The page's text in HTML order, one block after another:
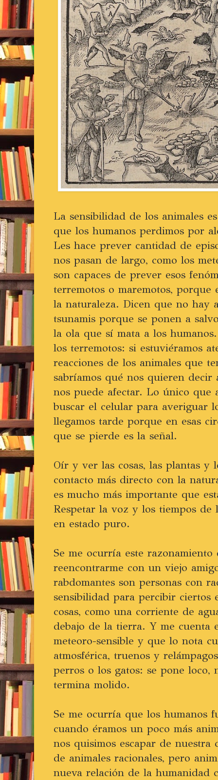
La sensibilidad de los animales
que los humanos perdimos por
Les hace prever cantidad de
nos pasan de largo, como los
son capaces de prever esos
terremotos o maremotos, porque
la naturaleza. Dicen que no hay
tsunamis porque se ponen a
la ola que sí mata a los
los terremotos: si estuviéramos
reacciones de los animales que
sabríamos qué nos quieren
nos puede afectar. Lo único que
buscar el celular para averiguar
llegamos tarde porque en esas
que se pierde es la señal.
Oír y ver las cosas, las plantas y
contacto más directo con la
es mucho más importante que
Respetar la voz y los tiempos de
en estado puro.
Se me ocurría este razonamiento
reencontrarme con un viejo
rabdomantes son personas con
sensibilidad para percibir ciertos
cosas, como una corriente de
debajo de la tierra. Y me cuenta
meteoro-sensible y que lo nota
atmosférica, truenos y
perros o los gatos: se pone
termina molido.
Se me ocurría que los humanos
cuando éramos un poco más
nos quisimos escapar de nuestra
de animales racionales, pero
nueva relación de la humanidad